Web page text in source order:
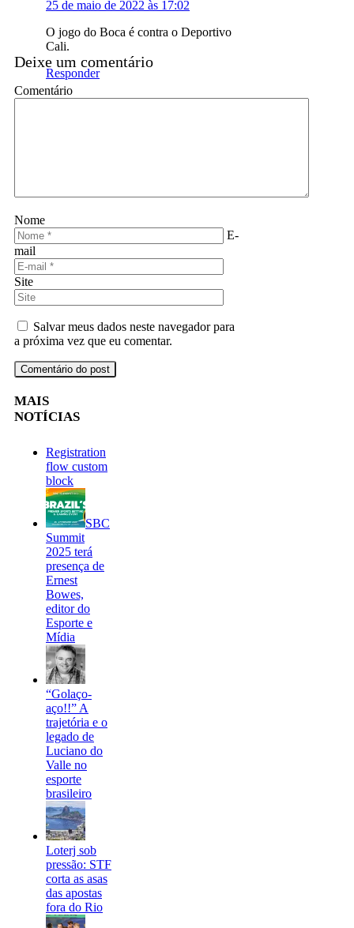
25 de maio de 2022 às 17:02
O jogo do Boca é contra o Deportivo
Cali.
Responder
Deixe um comentário
Comentário
Nome
E-
mail
Site
Salvar meus dados neste navegador para
a próxima vez que eu comentar.
MAIS
NOTÍCIAS
Registration
flow custom
block
SBC
Summit
2025 terá
presença de
Ernest
Bowes,
editor do
Esporte e
Mídia
“Golaço-
aço!!” A
trajetória e o
legado de
Luciano do
Valle no
esporte
brasileiro
Loterj sob
pressão: STF
corta as asas
das apostas
fora do Rio